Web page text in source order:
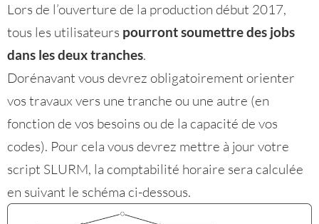
Lors de l’ouverture de la production début 2017,
tous les utilisateurs pourront soumettre des jobs
dans les deux tranches.
Dorénavant vous devrez obligatoirement orienter
vos travaux vers une tranche ou une autre (en
fonction de vos besoins ou de la capacité de vos
codes). Pour cela vous devrez mettre à jour votre
script SLURM, la comptabilité horaire sera calculée
en suivant le schéma ci-dessous.